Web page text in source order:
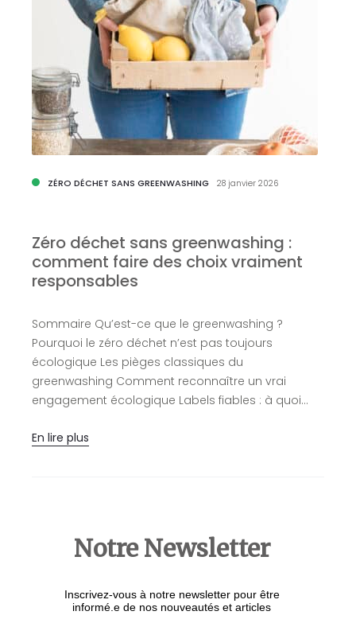
ZÉRO DÉCHET SANS GREENWASHING 28 janvier 2026
Zéro déchet sans greenwashing :
comment faire des choix vraiment
responsables
Sommaire Qu’est-ce que le greenwashing ?
Pourquoi le zéro déchet n’est pas toujours
écologique Les pièges classiques du
greenwashing Comment reconnaître un vrai
engagement écologique Labels fiables : à quoi…
En lire plus
Notre Newsletter
Inscrivez-vous à notre newsletter pour être
informé.e de nos nouveautés et articles